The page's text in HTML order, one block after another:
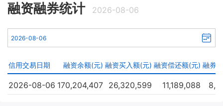
融资融券统计 2026-08-06
信用交易日期 融资余额(元) 融资买入额(元) 融资偿还额(元) 融券
2026-08-06 170,204,407 26,320,599 11,189,088